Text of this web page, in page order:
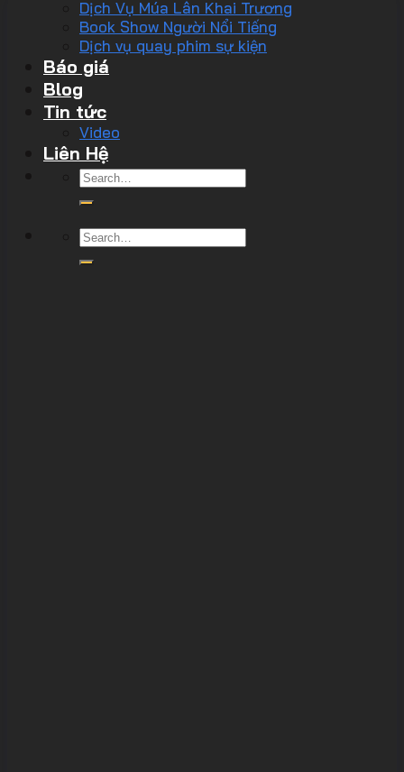
Dịch Vụ Múa Lân Khai Trương
Book Show Người Nổi Tiếng
Dịch vụ quay phim sự kiện
Báo giá
Blog
Tin tức
Video
Liên Hệ